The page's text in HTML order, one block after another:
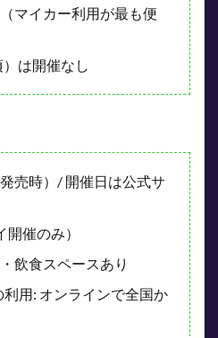
マイカー利用が最も便
は開催なし
売時）/ 開催日は公式サ
催のみ）
飲食スペースあり
用: オンラインで全国か